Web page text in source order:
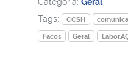
Ministério do Turismo
Tags:
CCSH
Facos
Geral